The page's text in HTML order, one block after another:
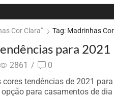
Cor Clara" Tag: Madrinhas
para
2861 /
0
tendências de 2021
para casamentos de